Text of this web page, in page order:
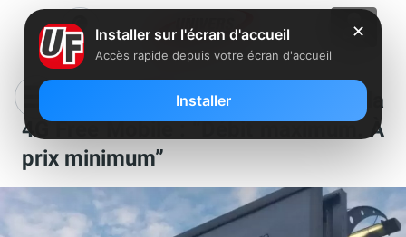
Nouvelle affiche publicitaire pour la
4G Free Mobile : “Débit maximum. À
prix minimum”
✕
Installer sur l'écran d'accueil
Accès rapide depuis votre écran d'accueil
Installer